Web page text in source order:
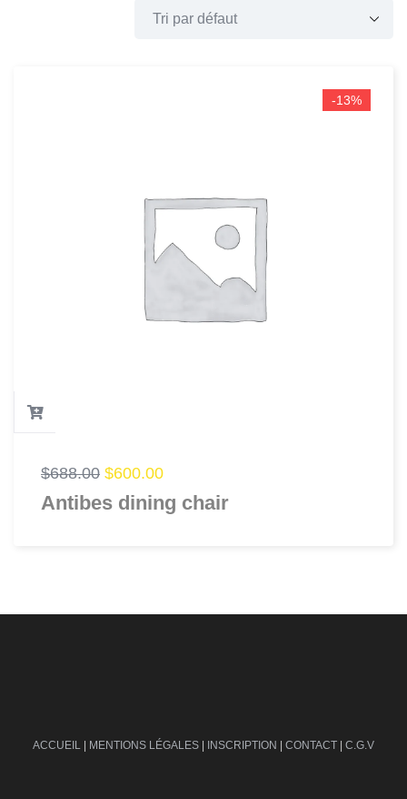
-13%
$688.00 $600.00
Antibes dining chair
ACCUEIL | MENTIONS LÉGALES | INSCRIPTION | CONTACT | C.G.V